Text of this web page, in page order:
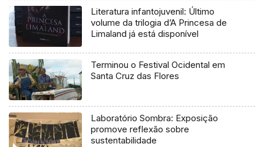
Literatura infantojuvenil: Último
volume da trilogia d’A Princesa de
Limaland já está disponível
Terminou o Festival Ocidental em
Santa Cruz das Flores
Laboratório Sombra: Exposição
promove reflexão sobre
sustentabilidade